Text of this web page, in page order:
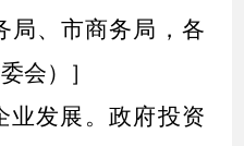
局、市商务局，各
会）］
发展。 政府投资